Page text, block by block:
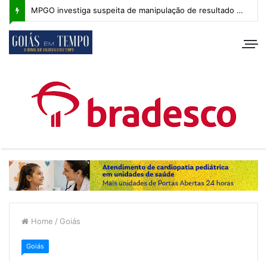
MPGO investiga suspeita de manipulação de resultado na Copa Goiás Sub-20
Home / Goiás
Goiás